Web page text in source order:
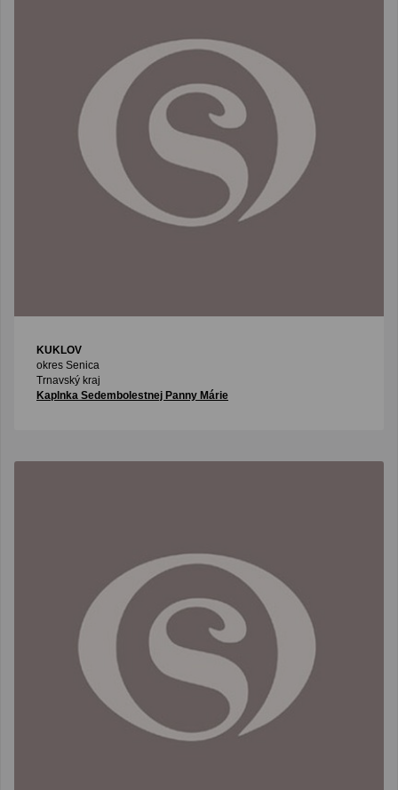
KUKLOV
okres Senica
Trnavský kraj
Kaplnka Sedembolestnej Panny Márie